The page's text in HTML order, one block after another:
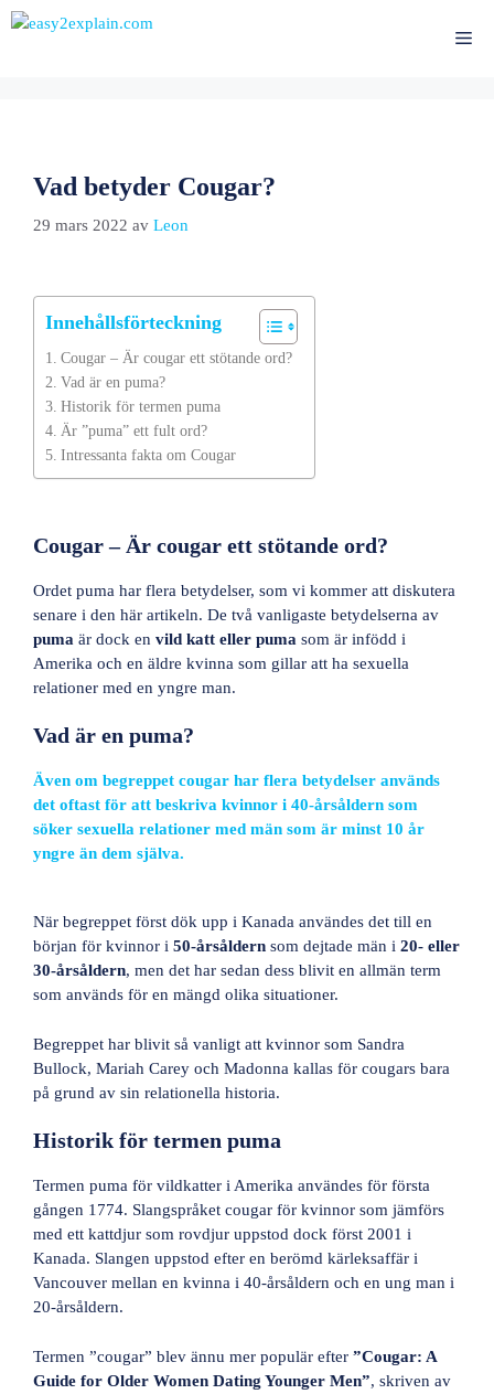
Hoppa
Vad betyder Cougar?
29 mars 2022 av Leon
Innehållsförteckning
Cougar – Är cougar ett stötande ord?
Vad är en puma?
Historik för termen puma
Är ”puma” ett fult ord?
Intressanta fakta om Cougar
Cougar – Är cougar ett stötande ord?
Ordet puma har flera betydelser, som vi kommer att diskutera
senare i den här artikeln. De två vanligaste betydelserna av
puma är dock en vild katt eller puma som är infödd i
Amerika och en äldre kvinna som gillar att ha sexuella
relationer med en yngre man.
Vad är en puma?
Även om begreppet cougar har flera betydelser används
det oftast för att beskriva kvinnor i 40-årsåldern som
söker sexuella relationer med män som är minst 10 år
yngre än dem själva.
När begreppet först dök upp i Kanada användes det till en
början för kvinnor i 50-årsåldern som dejtade män i 20- eller
30-årsåldern, men det har sedan dess blivit en allmän term
som används för en mängd olika situationer.
Begreppet har blivit så vanligt att kvinnor som Sandra
Bullock, Mariah Carey och Madonna kallas för cougars bara
på grund av sin relationella historia.
Historik för termen puma
Termen puma för vildkatter i Amerika användes för första
gången 1774. Slangspråket cougar för kvinnor som jämförs
med ett kattdjur som rovdjur uppstod dock först 2001 i
Kanada. Slangen uppstod efter en berömd kärleksaffär i
Vancouver mellan en kvinna i 40-årsåldern och en ung man i
20-årsåldern.
Termen ”cougar” blev ännu mer populär efter ”Cougar: A
Guide for Older Women Dating Younger Men”, skriven av